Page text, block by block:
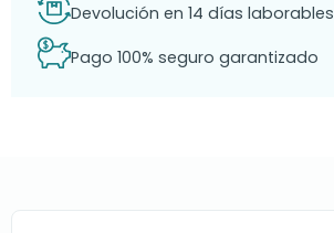
Devolución en 14 días laborables
Pago 100% seguro garantizado